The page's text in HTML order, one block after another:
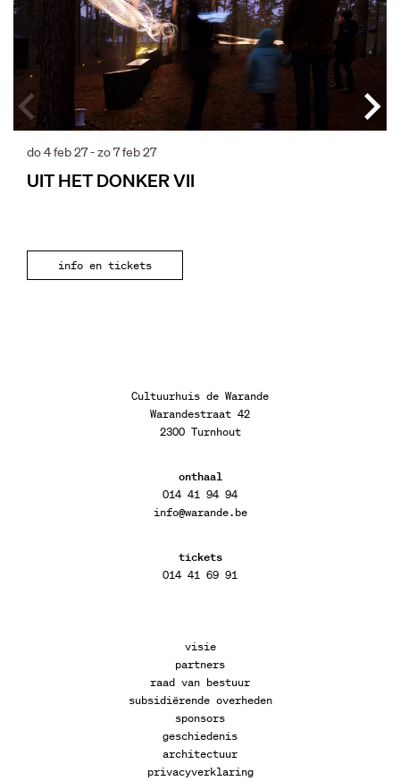
UIT HET DONKER VII
do 4 feb 27-zo 7 feb 27
info en tickets
Cultuurhuis de Warande
Warandestraat 42
2300 Turnhout
onthaal
014 41 94 94
info@warande.be
tickets
014 41 69 91
visie
partners
raad van bestuur
subsidiërende overheden
sponsors
geschiedenis
architectuur
privacyverklaring